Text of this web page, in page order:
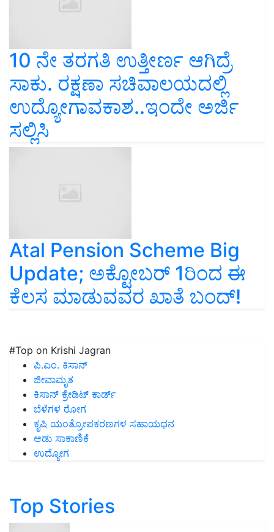
10 ನೇ ತರಗತಿ ಉತ್ತೀರ್ಣ ಆಗಿದ್ರೆ
ಸಾಕು. ರಕ್ಷಣಾ ಸಚಿವಾಲಯದಲ್ಲಿ
ಉದ್ಯೋಗಾವಕಾಶ..ಇಂದೇ ಅರ್ಜಿ
ಸಲ್ಲಿಸಿ
Atal Pension Scheme Big
Update; ಅಕ್ಟೋಬರ್‌ 1ರಿಂದ ಈ
ಕೆಲಸ ಮಾಡುವವರ ಖಾತೆ ಬಂದ್‌!
#Top on Krishi Jagran
ಪಿ.ಎಂ. ಕಿಸಾನ್
ಜೀವಾಮೃತ
ಕಿಸಾನ್ ಕ್ರೇಡಿಟ್ ಕಾರ್ಡ್
ಬೆಳೆಗಳ ರೋಗ
ಕೃಷಿ ಯಂತ್ರೋಪಕರಣಗಳ ಸಹಾಯಧನ
ಆಡು ಸಾಕಾಣಿಕೆ
ಉದ್ಯೋಗ
Top Stories